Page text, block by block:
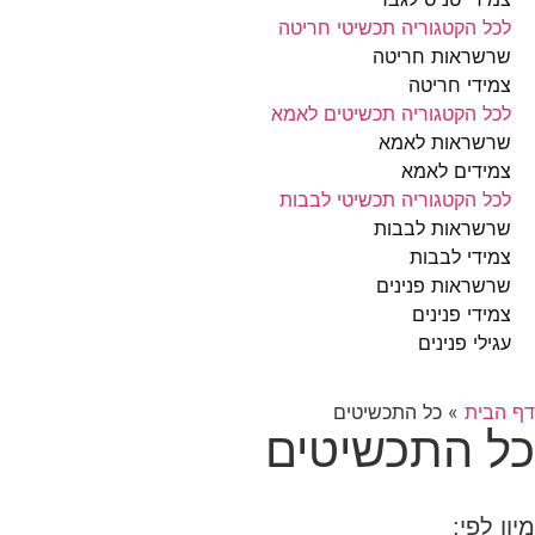
תכשיטי חריטה
חריטה
חריטה
הקטגוריה תכשיטים לאמא
לאמא
לאמא
תכשיטי לבבות
לבבות
לבבות
פנינים
פנינים
פנינים
»כל התכשיטים